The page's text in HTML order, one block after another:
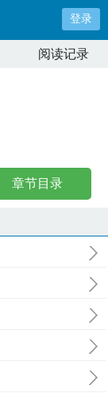
登录
阅读记录
章节目录